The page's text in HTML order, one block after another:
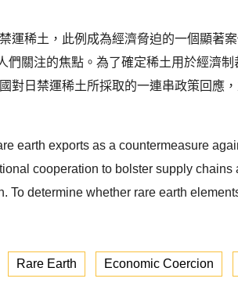
稀土，此例成為經濟脅迫的一個顯著
關注的焦點。為了確定稀土用於經濟
對日禁運稀土所採取的一連串政策回應
earth exports as a countermeasure
cooperation to bolster supply
determine whether rare earth
Rare Earth Economic Coercion